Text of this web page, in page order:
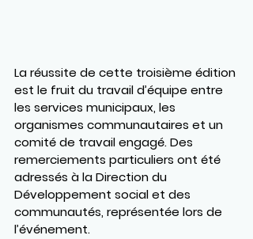
La réussite de cette troisième édition
est le fruit du travail d’équipe entre
les services municipaux, les
organismes communautaires et un
comité de travail engagé. Des
remerciements particuliers ont été
adressés à la Direction du
Développement social et des
communautés, représentée lors de
l’événement.